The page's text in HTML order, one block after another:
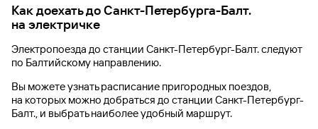
Как доехать доСанкт-Петербурга-Балт.
на электричке
Электропоезда до станции Санкт-Петербург-Балт.следуют
по Балтийскому направлению.
Вы можете узнать расписание пригородных поездов,
на которых можно добраться до станции Санкт-Петербург-
Балт., и выбрать наиболее удобный маршрут.